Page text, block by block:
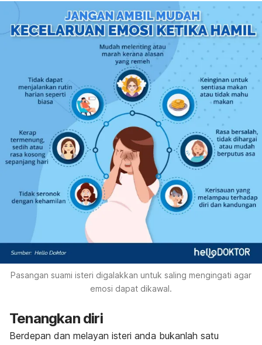
Pasangan suami isteri digalakkan untuk saling mengingati agar
emosi dapat dikawal.
Tenangkan diri
Berdepan dan melayan isteri anda bukanlah satu